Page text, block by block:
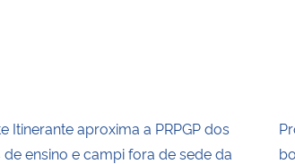
Itinerante aproxima a PRPGP dos
ensino e campi fora de sede da